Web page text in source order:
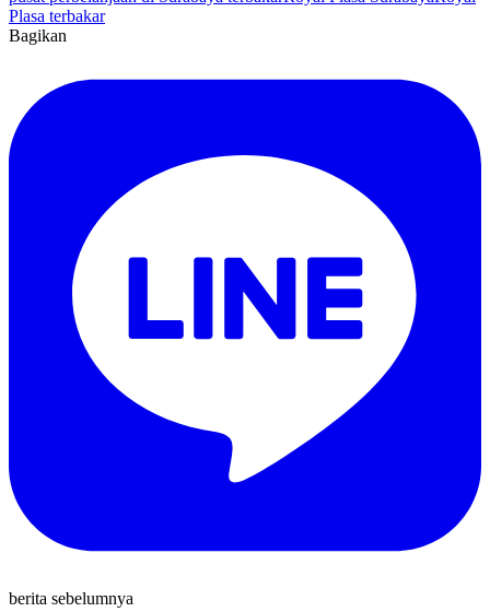
Plasa terbakar
Bagikan
berita sebelumnya